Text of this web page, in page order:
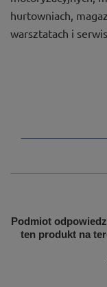
hurtowniach,
warsztatach i
Podmiot
ten produkt na